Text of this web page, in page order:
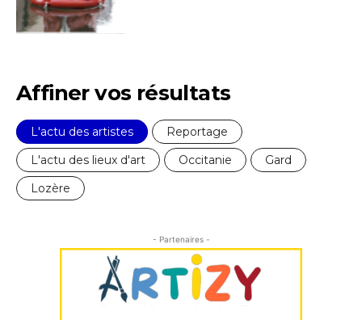
Affiner vos résultats
L'actu des artistes
Reportage
L'actu des lieux d'art
Occitanie
Gard
Lozère
- Partenaires -